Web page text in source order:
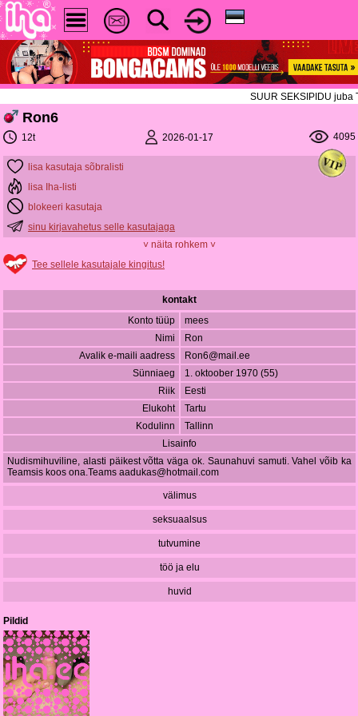
SUUR SEKSIPIDU juba
Ron6
12t 2026-01-17 4095
lisa kasutaja sõbralisti
lisa Iha-listi
blokeeri kasutaja
sinu kirjavahetus selle kasutajaga
˅ näita rohkem ˅
Tee sellele kasutajale kingitus!
kontakt
Konto tüüp
mees
Nimi
Ron
Avalik e-maili aadress
Ron6@mail.ee
Sünniaeg
1. oktoober 1970 (55)
Riik
Eesti
Elukoht
Tartu
Kodulinn
Tallinn
Lisainfo
Nudismihuviline, alasti päikest võtta väga ok. Saunahuvi samuti. Vahel võib ka
Teamsis koos ona.Teams aadukas@hotmail.com
välimus
seksuaalsus
tutvumine
töö ja elu
huvid
Pildid